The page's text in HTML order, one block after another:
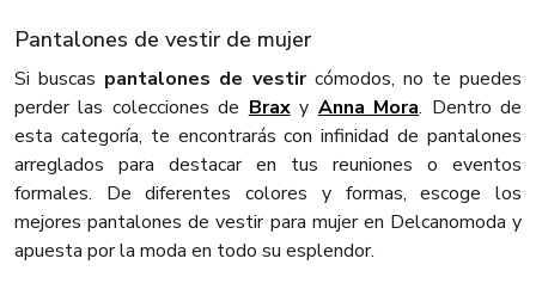
Pantalones de vestir de mujer
Si buscas pantalones de vestircómodos, no te puedes
perder las colecciones de Braxy Anna Mora. Dentro de
esta categoría, te encontrarás con infinidad de pantalones
arreglados para destacar en tus reuniones o eventos
formales. De diferentes colores y formas, escoge los
mejores pantalones de vestir para mujer en Delcanomoda y
apuesta por la moda en todo su esplendor.